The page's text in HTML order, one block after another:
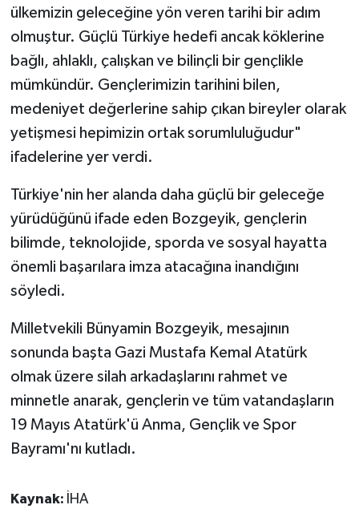
ülkemizin geleceğine yön veren tarihi bir adım
olmuştur. Güçlü Türkiye hedefi ancak köklerine
bağlı, ahlaklı, çalışkan ve bilinçli bir gençlikle
mümkündür. Gençlerimizin tarihini bilen,
medeniyet değerlerine sahip çıkan bireyler olarak
yetişmesi hepimizin ortak sorumluluğudur"
ifadelerine yer verdi.
Türkiye'nin her alanda daha güçlü bir geleceğe
yürüdüğünü ifade eden Bozgeyik, gençlerin
bilimde, teknolojide, sporda ve sosyal hayatta
önemli başarılara imza atacağına inandığını
söyledi.
Milletvekili Bünyamin Bozgeyik, mesajının
sonunda başta Gazi Mustafa Kemal Atatürk
olmak üzere silah arkadaşlarını rahmet ve
minnetle anarak, gençlerin ve tüm vatandaşların
19 Mayıs Atatürk'ü Anma, Gençlik ve Spor
Bayramı'nı kutladı.
Kaynak: İHA